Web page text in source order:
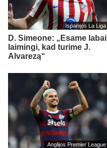
Ispanijos La Liga
D. Simeone: „Esame labai
laimingi, kad turime J.
Alvarezą“
Anglijos Premier League